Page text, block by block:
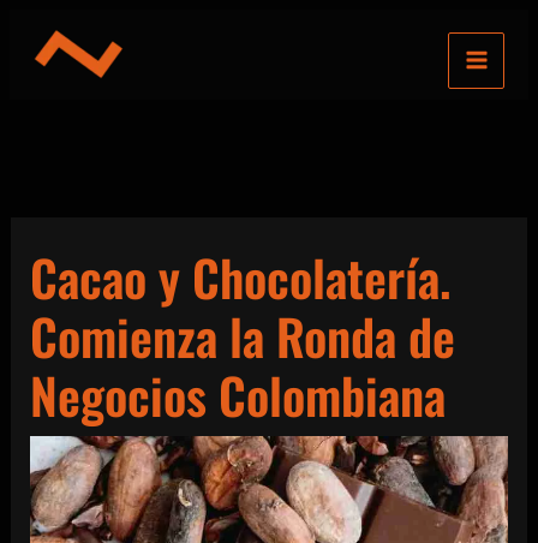
Cacao y Chocolatería.
Comienza la Ronda de
Negocios Colombiana